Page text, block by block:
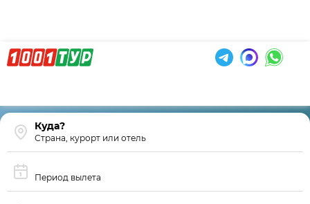
Страна, курорт или отель
Период вылета